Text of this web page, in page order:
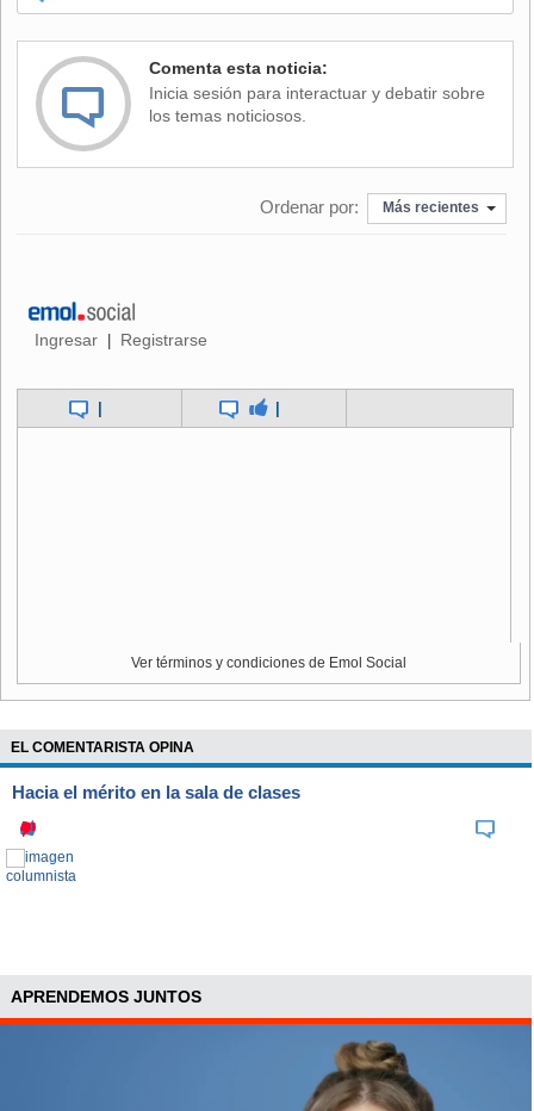
Comenta esta noticia:
Inicia sesión para interactuar y debatir sobre
los temas noticiosos.
Ordenar por: Más recientes
Ingresar Registrarse
Ver términos y condiciones de Emol Social
EL COMENTARISTA OPINA
Hacia el mérito en la sala de clases
APRENDEMOS JUNTOS